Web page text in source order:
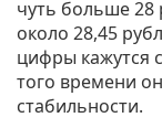
чуть больше 28
около 28,45
цифры кажутся
того времени
стабильности.